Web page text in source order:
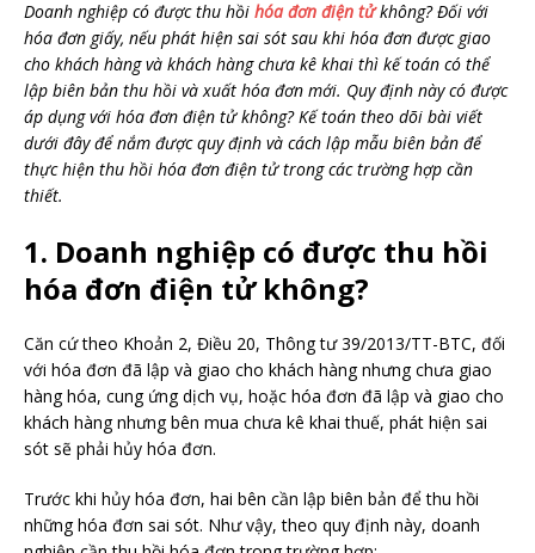
Doanh nghiệp có được thu hồi hóa đơn điện tửkhông? Đối với
hóa đơn giấy, nếu phát hiện sai sót sau khi hóa đơn được giao
cho khách hàng và khách hàng chưa kê khai thì kế toán có thể
lập biên bản thu hồi và xuất hóa đơn mới. Quy định này có được
áp dụng với hóa đơn điện tử không? Kế toán theo dõi bài viết
dưới đây để nắm được quy định và cách lập mẫu biên bản để
thực hiện thu hồi hóa đơn điện tử trong các trường hợp cần
thiết.
1. Doanh nghiệp có được thu hồi
hóa đơn điện tử không?
Căn cứ theo Khoản 2, Điều 20, Thông tư 39/2013/TT-BTC, đối
với hóa đơn đã lập và giao cho khách hàng nhưng chưa giao
hàng hóa, cung ứng dịch vụ, hoặc hóa đơn đã lập và giao cho
khách hàng nhưng bên mua chưa kê khai thuế, phát hiện sai
sót sẽ phải hủy hóa đơn.
Trước khi hủy hóa đơn, hai bên cần lập biên bản để thu hồi
những hóa đơn sai sót. Như vậy, theo quy định này, doanh